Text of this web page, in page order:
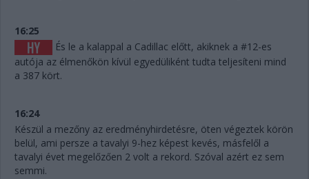
16:25
És le a kalappal a Cadillac előtt, akiknek a #12-es
autója az élmenőkön kívül egyedüliként tudta teljesíteni mind
a 387 kört.
16:24
Készül a mezőny az eredményhirdetésre, öten végeztek körön
belül, ami persze a tavalyi 9-hez képest kevés, másfelől a
tavalyi évet megelőzően 2 volt a rekord. Szóval azért ez sem
semmi.